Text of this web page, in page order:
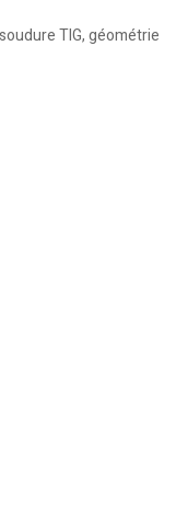
TIG, géométrie